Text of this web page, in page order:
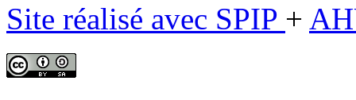
Site réalisé avec SPIP +